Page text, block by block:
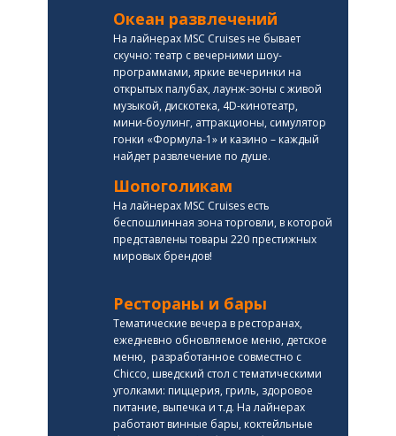
Океан развлечений
На лайнерах MSC Cruises не бывает
скучно: театр с вечерними шоу-
программами, яркие вечеринки на
открытых палубах, лаунж-зоны с живой
музыкой, дискотека, 4D-кинотеатр,
мини-боулинг, аттракционы, симулятор
гонки «Формула-1» и казино – каждый
найдет развлечение по душе.
Шопоголикам
На лайнерах MSC Cruises есть
беспошлинная зона торговли, в которой
представлены товары 220 престижных
мировых брендов!
Рестораны и бары
Тематические вечера в ресторанах,
ежедневно обновляемое меню, детское
меню, разработанное совместно с
Chicco, шведский стол с тематическими
уголками: пиццерия, гриль, здоровое
питание, выпечка и т.д. На лайнерах
работают винные бары, коктейльные